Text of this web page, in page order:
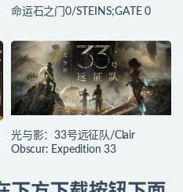
命运石之门0/STEINS;GATE 0
光与影：33号远征队/Clair
Obscur: Expedition 33